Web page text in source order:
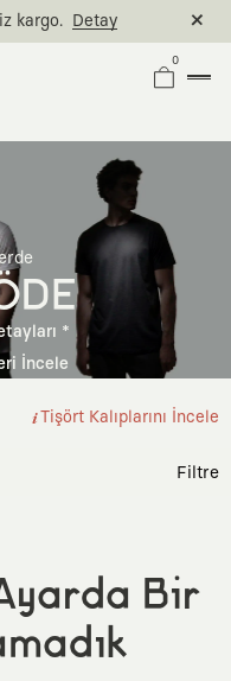
kargo. Detay
0
*
İncele
Tişört Kalıplarını İncele
Filtre
Bir